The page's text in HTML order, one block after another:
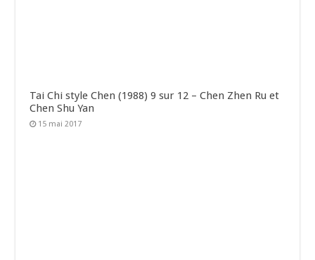
Tai Chi style Chen (1988) 9 sur 12 – Chen Zhen Ru et
Chen Shu Yan
15 mai 2017